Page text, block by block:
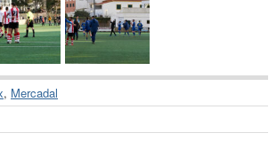
, Mercadal